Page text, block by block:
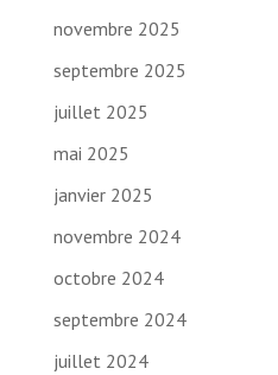
novembre 2025
septembre 2025
juillet 2025
mai 2025
janvier 2025
novembre 2024
octobre 2024
septembre 2024
juillet 2024